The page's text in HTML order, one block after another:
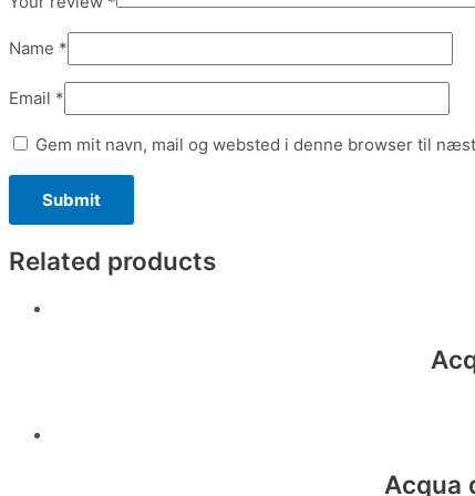
Name *
Email *
Gem mit navn, mail og websted i denne browser til
Related products
Acqua